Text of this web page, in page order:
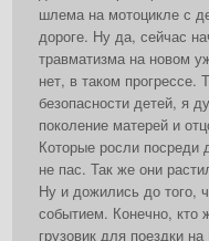
шлема на мотоцикле с
дороге. Ну да, сейчас
травматизма на новом
нет, в таком прогрессе.
безопасности детей, я
поколение матерей и
Которые росли посреди
не пас. Так же они
Ну и дожились до того,
событием. Конечно, кто
грузовик для поездки